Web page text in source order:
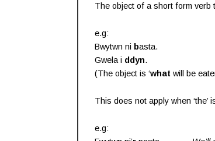
The object of a short form verb
e.g:
Bwytwn ni basta.
Gwela i ddyn.
(The object is ‘what will be
This does not apply when ‘the’
e.g: